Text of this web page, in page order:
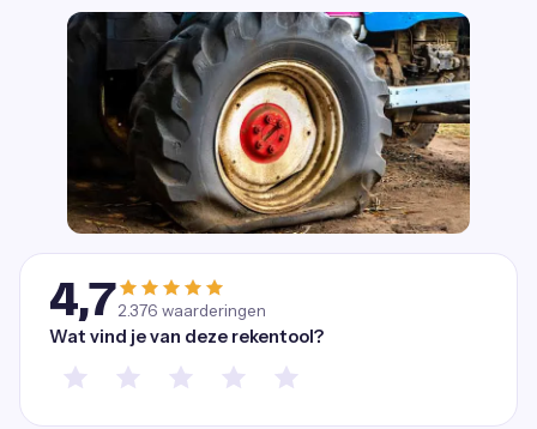
4,72.376 waarderingen
Wat vind je van deze rekentool?